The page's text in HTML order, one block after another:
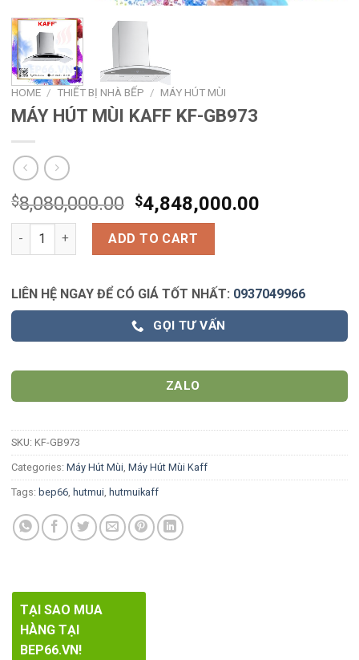
HOME / THIẾT BỊ NHÀ BẾP / MÁY HÚT MÙI
MÁY HÚT MÙI KAFF KF-GB973
$8,080,000.00 $4,848,000.00
MÁY HÚT MÙI KAFF KF-GB973 quantity
ADD TO CART
LIÊN HỆ NGAY ĐỂ CÓ GIÁ TỐT NHẤT: 0937049966
GỌI TƯ VẤN
ZALO
SKU: KF-GB973
Categories: Máy Hút Mùi Máy Hút Mùi Kaff
Tags: bep66 hutmui hutmuikaff
TẠI SAO MUA
HÀNG TẠI
BEP66.VN!